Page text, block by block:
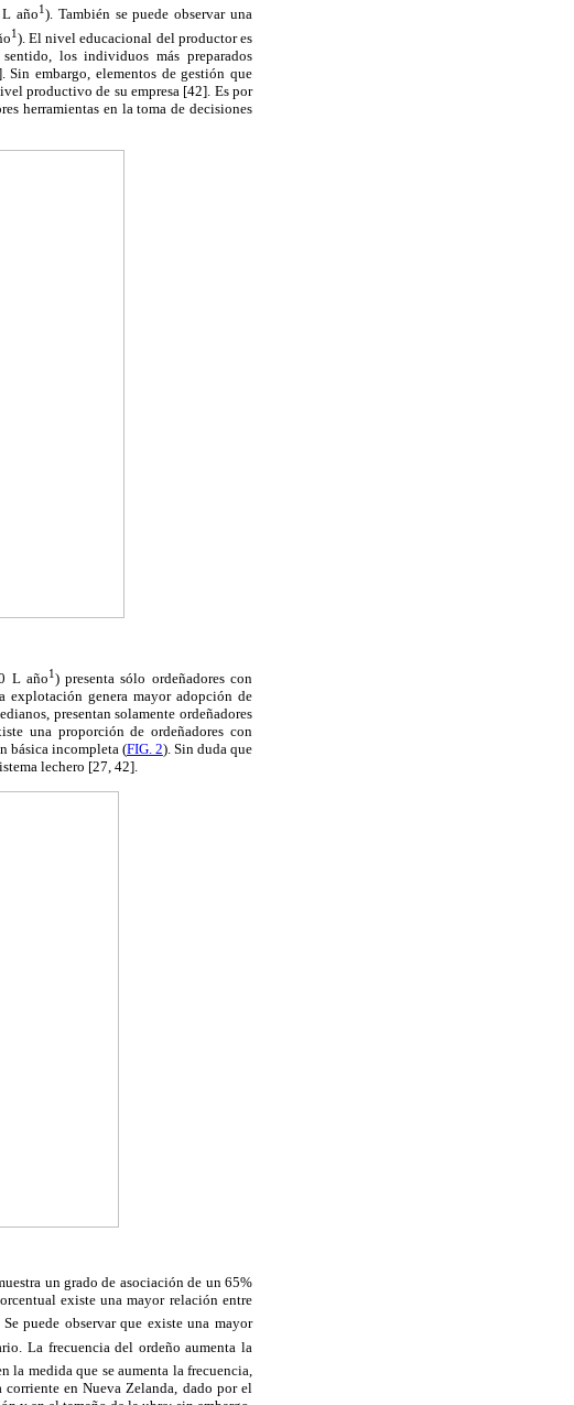
año1). También se puede observar una
1). El nivel educacional del productor es
los individuos más preparados
embargo, elementos de gestión que
productivo de su empresa [42]. Es por
herramientas en la toma de decisiones
L año1) presenta sólo ordeñadores con
explotación genera mayor adopción de
presentan solamente ordeñadores
una proporción de ordeñadores con
básica incompleta (FIG. 2). Sin duda que
lechero [27, 42].
un grado de asociación de un 65%
existe una mayor relación entre
puede observar que existe una mayor
La frecuencia del ordeño aumenta la
la medida que se aumenta la frecuencia,
en Nueva Zelanda, dado por el